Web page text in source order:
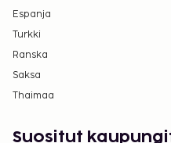
henkilö
Katettu omatoiminen
päivä
Pysäköintipalvelu:
Lemmikit: 1800 TRY
Avustajaeläimistä ei
Espanja
Turkki
Ranska
Saksa
Thaimaa
Suositut